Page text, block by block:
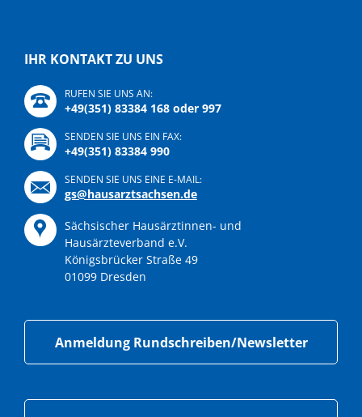
IHR KONTAKT ZU UNS
RUFEN SIE UNS AN:
+49(351) 83384 168 oder 997
SENDEN SIE UNS EIN FAX:
+49(351) 83384 990
SENDEN SIE UNS EINE E-MAIL:
gs@hausarztsachsen.de
Sächsischer Hausärztinnen- und
Hausärzteverband e.V.
Königsbrücker Straße 49
01099 Dresden
Anmeldung Rundschreiben/Newsletter